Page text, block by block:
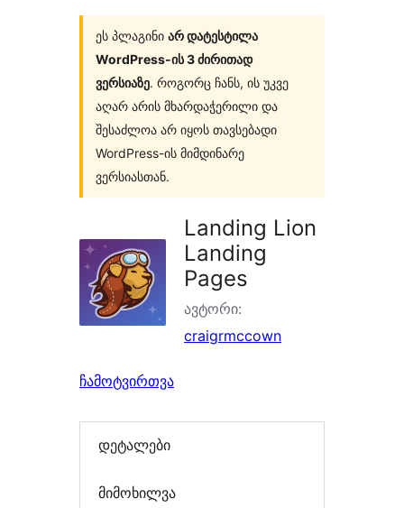
ეს პლაგინი არ დატესტილა
WordPress-ის 3 ძირითად
ვერსიაზე. როგორც ჩანს, ის უკვე
აღარ არის მხარდაჭერილი და
შესაძლოა არ იყოს თავსებადი
WordPress-ის მიმდინარე
ვერსიასთან.
Landing Lion
Landing
Pages
ავტორი:
craigrmccown
ჩამოტვირთვა
დეტალები
მიმოხილვა